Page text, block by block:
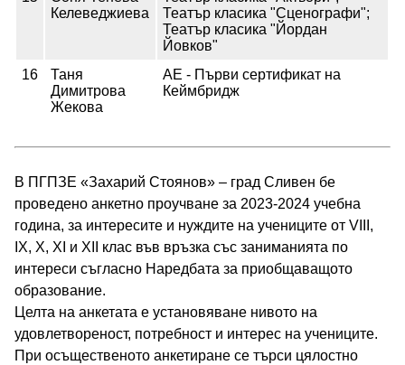
Келеведжиева
Театър класика "Сценографи";
Театър класика "Йордан
Йовков"
16
Таня
Димитрова
Жекова
АЕ - Първи сертификат на
Кеймбридж
В ПГПЗЕ «Захарий Стоянов» – град Сливен бе
проведено анкетно проучване за 2023-2024 учебна
година, за интересите и нуждите на учениците от VIII,
IX, X, XI и XII клас във връзка със заниманията по
интереси съгласно Наредбата за приобщаващото
образование.
Целта на анкетата е установяване нивото на
удовлетвореност, потребност и интерес на учениците.
При осъщественото анкетиране се търси цялостно